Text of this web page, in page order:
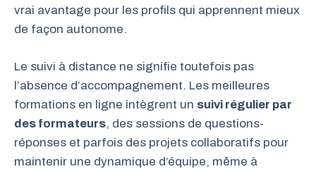
vrai avantage pour les profils qui apprennent mieux
de façon autonome.
Le suivi à distance ne signifie toutefois pas
l’absence d’accompagnement. Les meilleures
formations en ligne intègrent un suivi régulier par
des formateurs, des sessions de questions-
réponses et parfois des projets collaboratifs pour
maintenir une dynamique d’équipe, même à